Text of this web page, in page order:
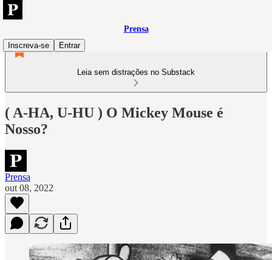
Prensa
Inscreva-se
Entrar
Leia sem distrações no Substack
( A-HA, U-HU ) O Mickey Mouse é
Nosso?
Prensa
out 08, 2022